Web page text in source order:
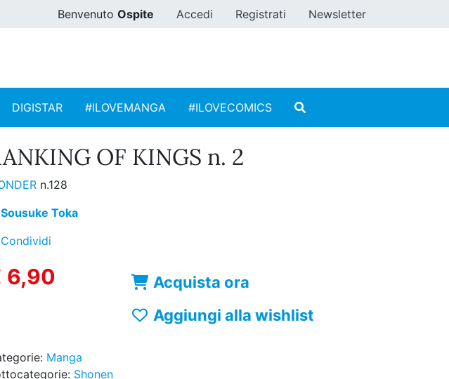
Benvenuto Ospite Accedi Registrati Newsletter
DIGISTAR #ILOVEMANGA #ILOVECOMICS
OF KINGS n. 2
n.128
Sousuke Toka
Condividi
6,90
Acquista ora
Aggiungi alla wishlist
Manga
Shonen